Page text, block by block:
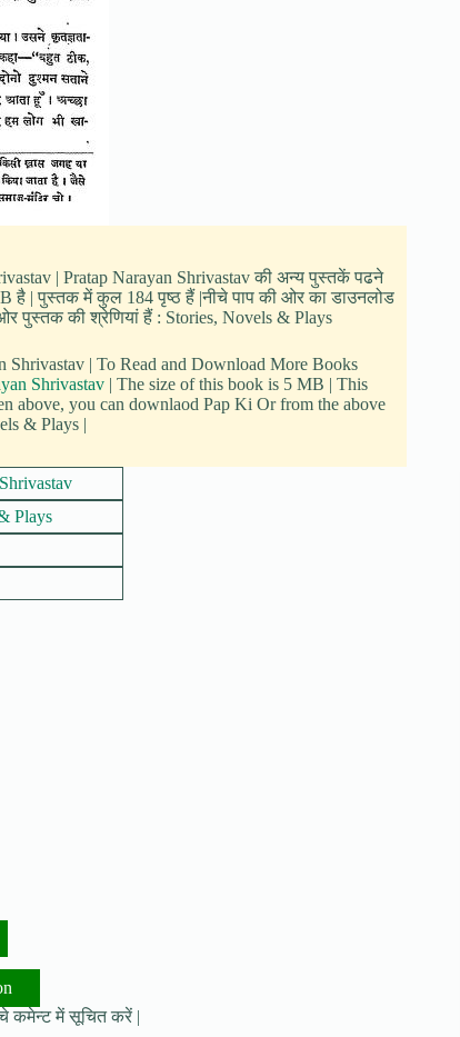
| Pratap Narayan Shrivastav की अन्य पुस्तकें पढने
है | पुस्तक में कुल 184 पृष्ठ हैं |नीचे पाप की ओर का डाउनलोड
पुस्तक की श्रेणियां हैं : Stories, Novels & Plays
| To Read and Download More Books
Shrivastav | The size of this book is 5 MB | This
above, you can downlaod Pap Ki Or from the above
& Plays |
Plays
कमेन्ट में सूचित करें |